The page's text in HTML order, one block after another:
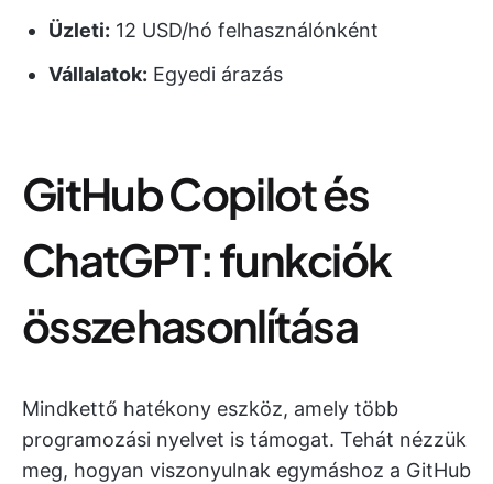
Üzleti: 12 USD/hó felhasználónként
Vállalatok: Egyedi árazás
GitHub Copilot és
ChatGPT: funkciók
összehasonlítása
Mindkettő hatékony eszköz, amely több
programozási nyelvet is támogat. Tehát nézzük
meg, hogyan viszonyulnak egymáshoz a GitHub